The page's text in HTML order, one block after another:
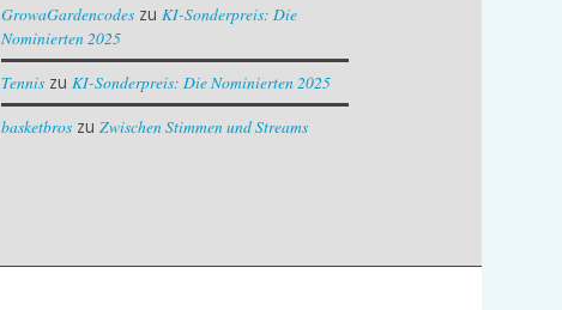
GrowaGardencodes zuKI-Sonderpreis: Die
Nominierten 2025
Tennis zuKI-Sonderpreis: Die Nominierten 2025
basketbros zuZwischen Stimmen und Streams